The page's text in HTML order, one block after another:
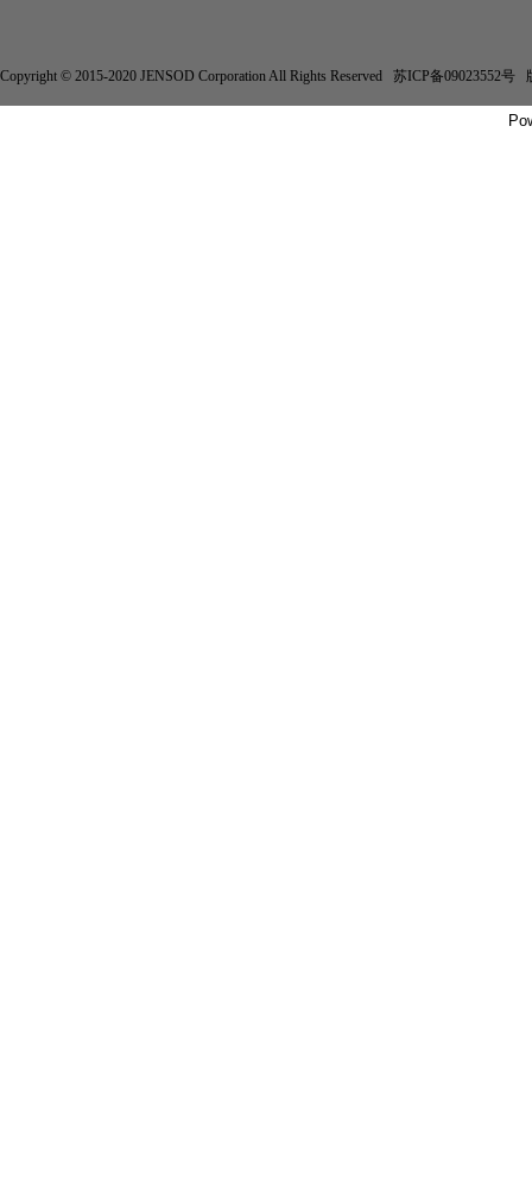
Copyright © 2015-2020 JENSOD Corporation All Rights Reserved 苏ICP备09023552